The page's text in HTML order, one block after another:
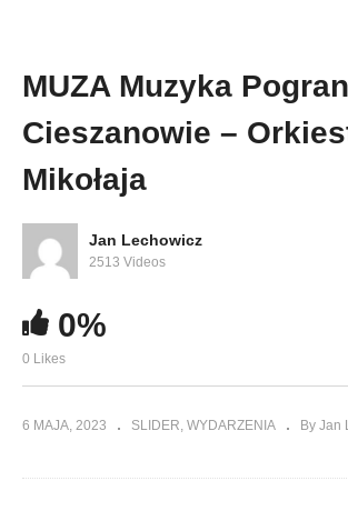
MUZA Muzyka
Cieszanowie –
Mikołaja
Jan Lechowicz
2513 Videos
0%
0 Likes
6 MAJA, 2023 SLIDER WYDARZENIA By Jan